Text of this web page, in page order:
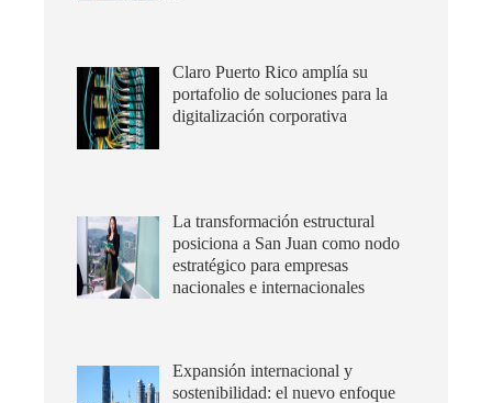
Claro Puerto Rico amplía su
portafolio de soluciones para la
digitalización corporativa
La transformación estructural
posiciona a San Juan como nodo
estratégico para empresas
nacionales e internacionales
Expansión internacional y
sostenibilidad: el nuevo enfoque